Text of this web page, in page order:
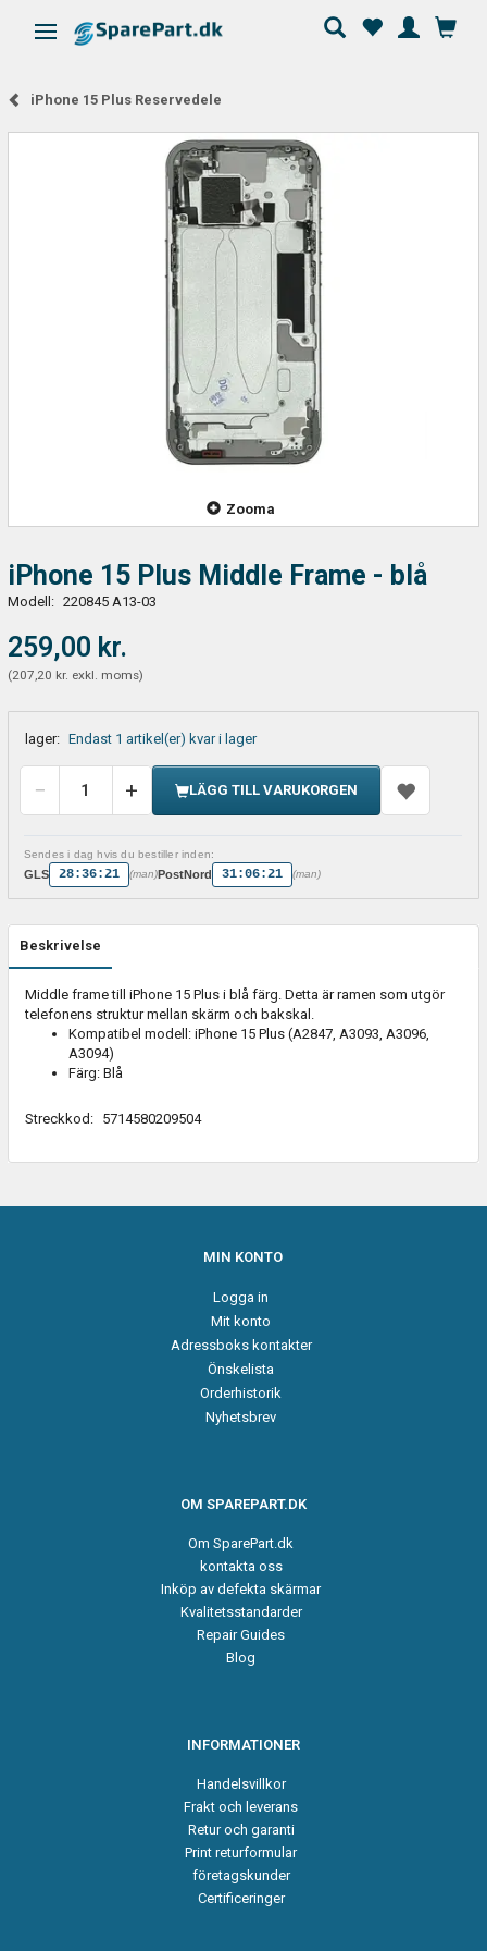
Ändra navigering
iPhone 15 Plus Reservedele
Zooma
iPhone 15 Plus Middle Frame - blå
Modell: 220845 A13-03
259,00 kr.
(207,20 kr. exkl. moms)
lager: Endast 1 artikel(er) kvar i lager
LÄGG TILL VARUKORGEN
Sendes i dag hvis du bestiller inden:
GLS 28:36:21 (man)PostNord 31:06:21 (man)
Beskrivelse
Middle frame till iPhone 15 Plus i blå färg. Detta är ramen som utgör
telefonens struktur mellan skärm och bakskal.
Kompatibel modell: iPhone 15 Plus (A2847, A3093, A3096,
A3094)
Färg: Blå
Streckkod: 5714580209504
MIN KONTO
Logga in
Mit konto
Adressboks kontakter
Önskelista
Orderhistorik
Nyhetsbrev
OM SPAREPART.DK
Om SparePart.dk
kontakta oss
Inköp av defekta skärmar
Kvalitetsstandarder
Repair Guides
Blog
INFORMATIONER
Handelsvillkor
Frakt och leverans
Retur och garanti
Print returformular
företagskunder
Certificeringer